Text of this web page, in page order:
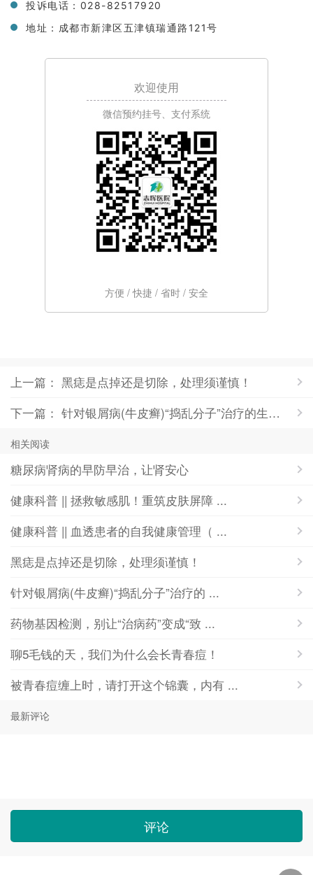
投诉电话：028-82517920
地址：成都市新津区五津镇瑞通路121号
欢迎使用
微信预约挂号、支付系统
方便 / 快捷 / 省时 / 安全
上一篇： 黑痣是点掉还是切除，处理须谨慎！
下一篇： 针对银屑病(牛皮癣)“捣乱分子”治疗的生物制剂，到底是什么样？
相关阅读
糖尿病肾病的早防早治，让肾安心
健康科普 || 拯救敏感肌！重筑皮肤屏障 ...
健康科普 || 血透患者的自我健康管理（ ...
黑痣是点掉还是切除，处理须谨慎！
针对银屑病(牛皮癣)“捣乱分子”治疗的 ...
药物基因检测，别让“治病药”变成“致 ...
聊5毛钱的天，我们为什么会长青春痘！
被青春痘缠上时，请打开这个锦囊，内有 ...
最新评论
评论